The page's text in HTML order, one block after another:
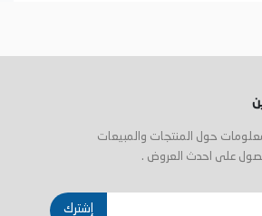
حول المنتجات والمبيعات
على احدث العروض .
إشترك